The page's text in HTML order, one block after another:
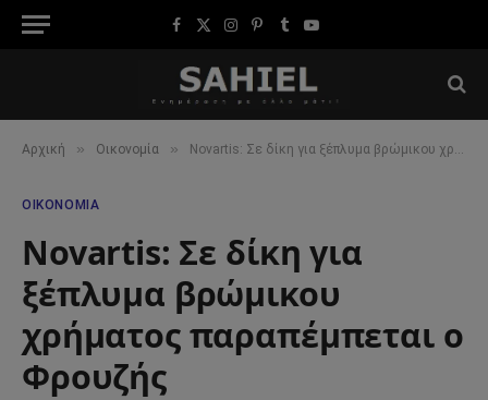
Facebook
X
Instagram
Pinterest
TumblrYouTube
Αρχική » Οικονομία » Novartis: Σε δίκη για ξέπλυμα βρώμικου χρήματος παραπέμπεται ο Φρουζής
ΟΙΚΟΝΟΜΊΑ
Novartis: Σε δίκη για
ξέπλυμα βρώμικου
χρήματος παραπέμπεται ο
Φρουζής